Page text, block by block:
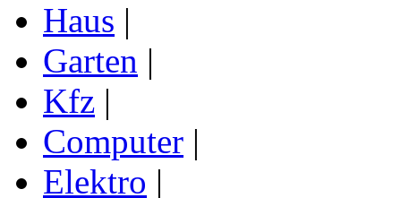
Haus |
Garten |
Kfz |
Computer |
Elektro |